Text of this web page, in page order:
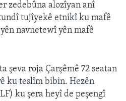
zedebûna alozîyan anî
tujîyekê etnikî ku mafê
navnetewî yên mafê
şeva roja Çarşêmê 72 seatan
ku teslîm bibin. Hezên
ku şera heyî de peşengî